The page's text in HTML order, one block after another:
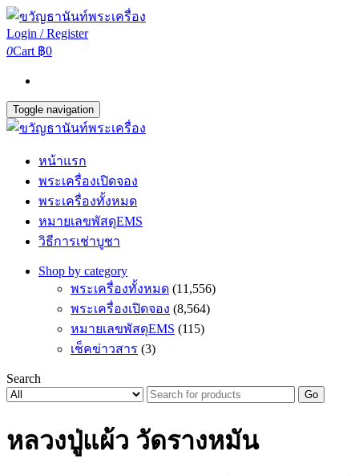
Login / Register
0Cart ฿0
Toggle navigation
หน้าแรก
พระเครื่องเปิดจอง
พระเครื่องทั้งหมด
หมายเลขพัสดุEMS
วิธีการเช่าบูชา
Shop by category
พระเครื่องทั้งหมด (11,556)
พระเครื่องเปิดจอง (8,564)
หมายเลขพัสดุEMS (115)
เช็คข่าวสาร (3)
Search
Go
หลวงปู่แผ้ว วัดรางหมัน